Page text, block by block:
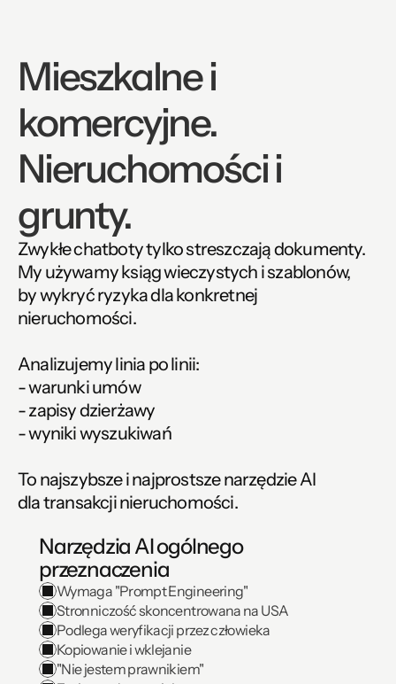
Mieszkalne i
komercyjne.
Nieruchomości i
grunty.
Zwykłe chatboty tylko streszczają dokumenty.
My używamy ksiąg wieczystych i szablonów,
by wykryć ryzyka dla konkretnej
nieruchomości.
Analizujemy linia po linii:
- warunki umów
- zapisy dzierżawy
- wyniki wyszukiwań
To najszybsze i najprostsze narzędzie AI
dla transakcji nieruchomości.
Narzędzia AI ogólnego
przeznaczenia
Wymaga "Prompt Engineering"
Stronniczość skoncentrowana na USA
Podlega weryfikacji przez człowieka
Kopiowanie i wklejanie
"Nie jestem prawnikiem"